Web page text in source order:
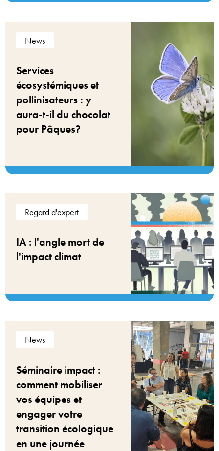
News
Services
écosystémiques et
pollinisateurs : y
aura-t-il du chocolat
pour Pâques?
Regard d'expert
IA : l'angle mort de
l'impact climat
News
Séminaire impact :
comment mobiliser
vos équipes et
engager votre
transition écologique
en une journée